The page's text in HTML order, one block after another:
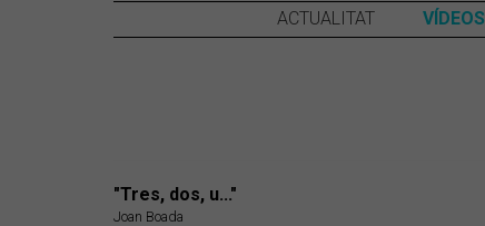
ACTUALITAT VÍDEOS
"Tres, dos, u..."
Joan Boada